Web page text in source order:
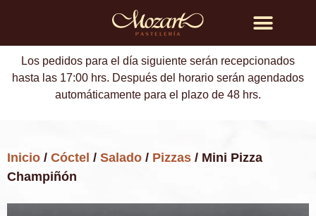
Los pedidos para el día siguiente serán recepcionados
hasta las 17:00 hrs. Después del horario serán agendados
automáticamente para el plazo de 48 hrs.
Inicio / Cóctel / Salado / Pizzas / Mini Pizza
Champiñón